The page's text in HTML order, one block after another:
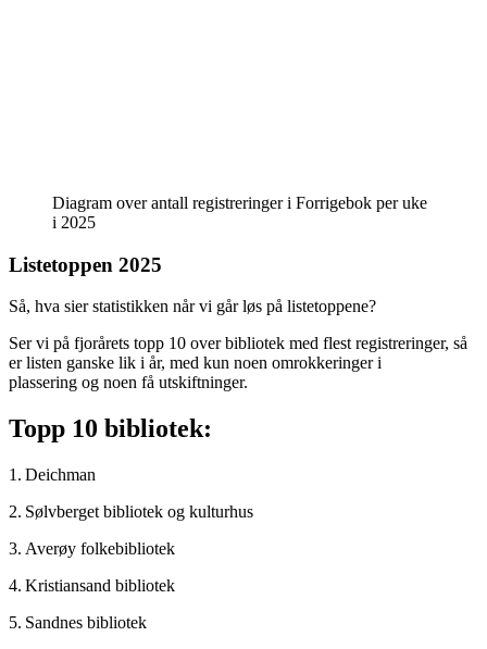
Diagram over antall registreringer i Forrigebok per uke
i 2025
Listetoppen 2025
Så, hva sier statistikken når vi går løs på listetoppene?
Ser vi på fjorårets topp 10 over bibliotek med flest registreringer, så
er listen ganske lik i år, med kun noen omrokkeringer i
plassering og noen få utskiftninger.
Topp 10 bibliotek:
1. Deichman
2. Sølvberget bibliotek og kulturhus
3. Averøy folkebibliotek
4. Kristiansand bibliotek
5. Sandnes bibliotek